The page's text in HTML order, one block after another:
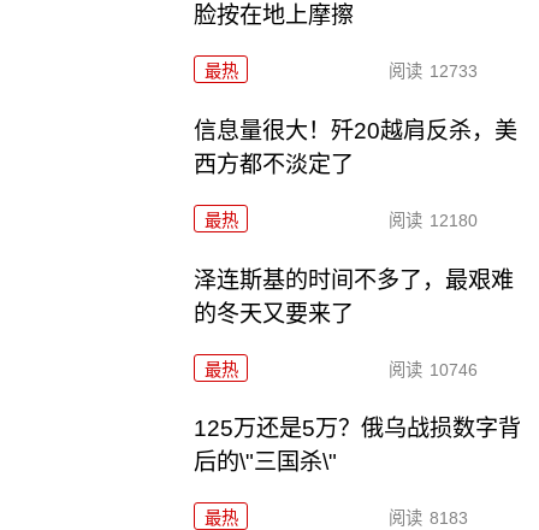
脸按在地上摩擦
最热 阅读 12733
信息量很大！歼20越肩反杀，美
西方都不淡定了
最热 阅读 12180
泽连斯基的时间不多了，最艰难
的冬天又要来了
最热 阅读 10746
125万还是5万？俄乌战损数字背
后的\"三国杀\"
最热 阅读 8183